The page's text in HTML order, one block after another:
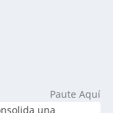
Paute Aquí